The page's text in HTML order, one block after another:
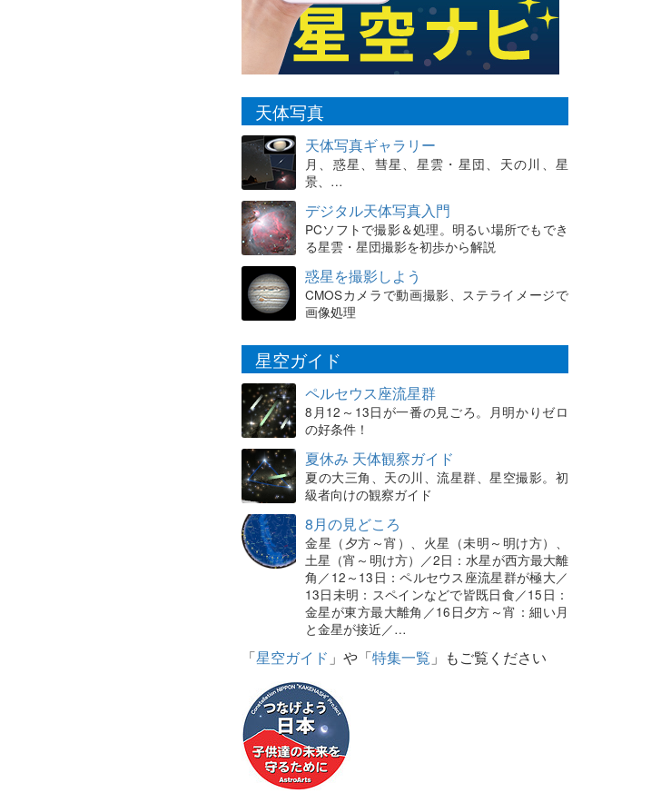
天体写真
天体写真ギャラリー
月、惑星、彗星、星雲・星団、天の川、星
景、…
デジタル天体写真入門
PCソフトで撮影＆処理。明るい場所でもでき
る星雲・星団撮影を初歩から解説
惑星を撮影しよう
CMOSカメラで動画撮影、ステライメージで
画像処理
星空ガイド
ペルセウス座流星群
8月12～13日が一番の見ごろ。月明かりゼロ
の好条件！
夏休み 天体観察ガイド
夏の大三角、天の川、流星群、星空撮影。初
級者向けの観察ガイド
8月の見どころ
金星（夕方～宵）、火星（未明～明け方）、
土星（宵～明け方）／2日：水星が西方最大離
角／12～13日：ペルセウス座流星群が極大／
13日未明：スペインなどで皆既日食／15日：
金星が東方最大離角／16日夕方～宵：細い月
と金星が接近／…
「星空ガイド 」や「特集一覧 」もご覧ください